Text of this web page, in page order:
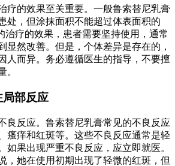
疗的效果至关重要。一般鲁索替尼乳膏
处，但涂抹面积不能超过体表面积的
治疗的效果，患者需要坚持使用，通常
显然改善。但是，个体差异是存在的，
人而异。务必遵循医生的指导，不要擅
。
局部反应
良反应。鲁索替尼乳膏常见的不良反应
瘙痒和红斑等。这些不良反应通常是轻
如果出现严重不良反应，应立即就医。
，她在使用初期出现了轻微的红斑，但